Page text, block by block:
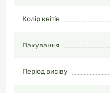
Колір квітів
Пакування
Період висіву